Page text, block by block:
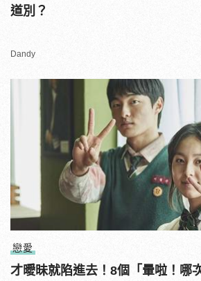
道別？
Dandy
戀愛
才曖昧就陷進去！8個「暈啦！哪